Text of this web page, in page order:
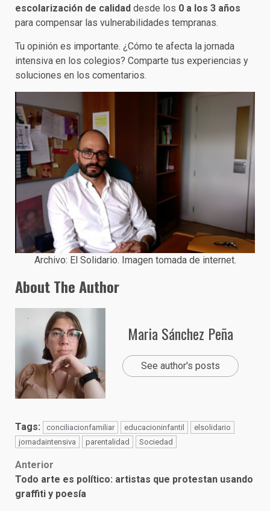
escolarización de calidad desde los 0 a los 3 años
para compensar las vulnerabilidades tempranas.
Tu opinión es importante. ¿Cómo te afecta la jornada
intensiva en los colegios? Comparte tus experiencias y
soluciones en los comentarios.
Archivo: El Solidario. Imagen tomada de internet.
About The Author
Maria Sánchez Peña
See author's posts
Tags: conciliacionfamiliar educacioninfantil
elsolidario
jornadaintensiva
parentalidad Sociedad
Post
navigation
Anterior
Todo arte es político: artistas que protestan usando
graffiti y poesía